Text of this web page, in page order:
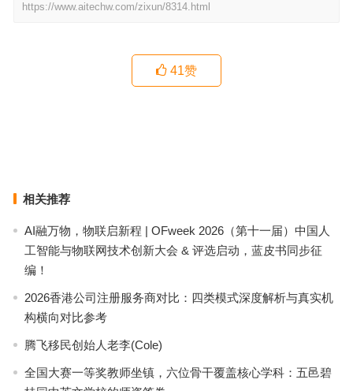
https://www.aitechw.com/zixun/8314.html
41赞
相关推荐
AI融万物，物联启新程 | OFweek 2026（第十一届）中国人
工智能与物联网技术创新大会 & 评选启动，蓝皮书同步征
编！
2026香港公司注册服务商对比：四类模式深度解析与真实机
构横向对比参考
腾飞移民创始人老李(Cole)
全国大赛一等奖教师坐镇，六位骨干覆盖核心学科：五邑碧